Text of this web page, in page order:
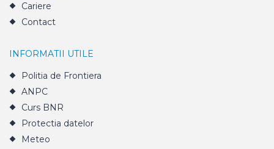
Cariere
Contact
INFORMATII UTILE
Politia de Frontiera
ANPC
Curs BNR
Protectia datelor
Meteo